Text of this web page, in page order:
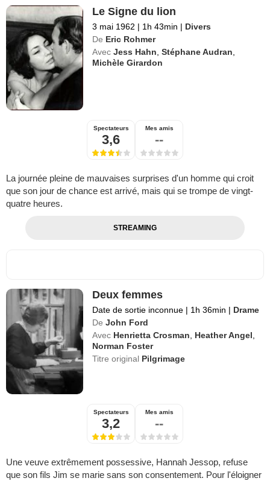
Le Signe du lion
3 mai 1962 | 1h 43min | Divers
De Eric Rohmer
Avec Jess Hahn,Stéphane Audran,
Michèle Girardon
Spectateurs
3,6
Mes amis
--
La journée pleine de mauvaises surprises d'un homme qui croit
que son jour de chance est arrivé, mais qui se trompe de vingt-
quatre heures.
STREAMING
Deux femmes
Date de sortie inconnue | 1h 36min | Drame
De John Ford
Avec Henrietta Crosman, Heather Angel,
Norman Foster
Titre original Pilgrimage
Spectateurs
3,2
Mes amis
--
Une veuve extrêmement possessive, Hannah Jessop, refuse
que son fils Jim se marie sans son consentement. Pour l'éloigner